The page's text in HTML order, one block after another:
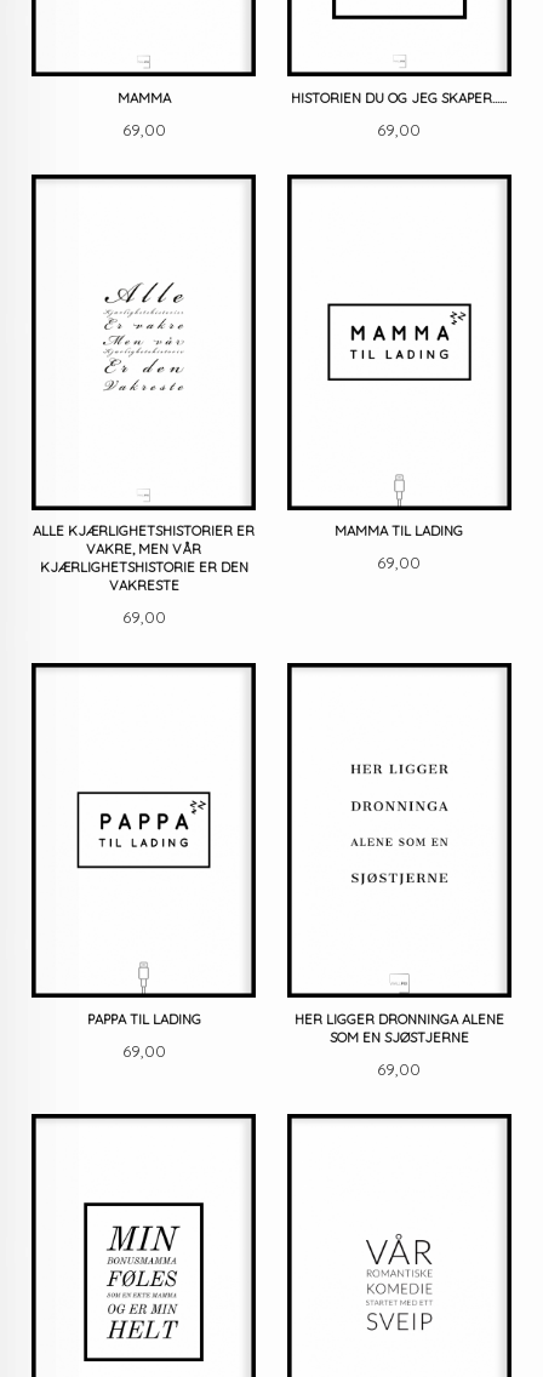
MAMMA
Pris
69,00
HISTORIEN DU OG JEG SKAPER......
Pris
69,00
ALLE KJÆRLIGHETSHISTORIER ER
VAKRE, MEN VÅR
KJÆRLIGHETSHISTORIE ER DEN
VAKRESTE
Pris
69,00
MAMMA TIL LADING
Pris
69,00
PAPPA TIL LADING
Pris
69,00
HER LIGGER DRONNINGA ALENE
SOM EN SJØSTJERNE
Pris
69,00